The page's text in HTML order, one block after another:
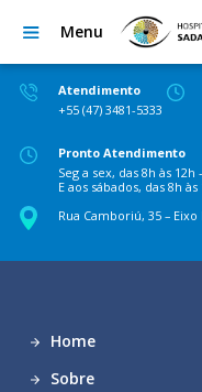
Menu
Atendimento
+55 (47) 3481-5333
Pronto Atendimento
Seg a sex, das 8h às 12h
E aos sábados, das 8h às
Rua Camboriú, 35 –
Home
Sobre